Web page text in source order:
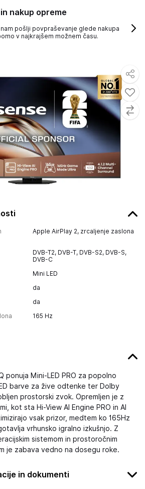
Apple AirPlay 2, zrcaljenje zaslona
DVB-T2, DVB-T, DVB-S2, DVB-S,
DVB-C
Mini LED
da
da
165 Hz
ponuja Mini-LED PRO za popolno
barve za žive odtenke ter Dolby
prostorski zvok. Opremljen je z
kot sta Hi-View AI Engine PRO in AI
vsak prizor, medtem ko 165Hz
vrhunsko igralno izkušnjo. Z
sistemom in prostoročnim
je zabava vedno na dosegu roke.
in dokumenti
nakup opreme
pošlji povpraševanje glede nakupa
v najkrajšem možnem času.